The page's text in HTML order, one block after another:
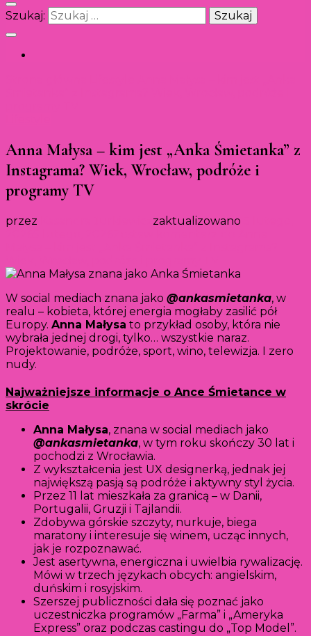
Szukaj:
Anna Małysa – kim jest „Anka Śmietanka” z
Instagrama? Wiek, Wrocław, podróże i
programy TV
przez zaktualizowano
W social mediach znana jako @ankasmietanka, w
realu – kobieta, której energia mogłaby zasilić pół
Europy. Anna Małysa to przykład osoby, która nie
wybrała jednej drogi, tylko… wszystkie naraz.
Projektowanie, podróże, sport, wino, telewizja. I zero
nudy.
Najważniejsze informacje o Ance Śmietance w
skrócie
Anna Małysa, znana w social mediach jako
@ankasmietanka, w tym roku skończy 30 lat i
pochodzi z Wrocławia.
Z wykształcenia jest UX designerką, jednak jej
największą pasją są podróże i aktywny styl życia.
Przez 11 lat mieszkała za granicą – w Danii,
Portugalii, Gruzji i Tajlandii.
Zdobywa górskie szczyty, nurkuje, biega
maratony i interesuje się winem, ucząc innych,
jak je rozpoznawać.
Jest asertywna, energiczna i uwielbia rywalizację.
Mówi w trzech językach obcych: angielskim,
duńskim i rosyjskim.
Szerszej publiczności dała się poznać jako
uczestniczka programów „Farma” i „Ameryka
Express” oraz podczas castingu do „Top Model”.